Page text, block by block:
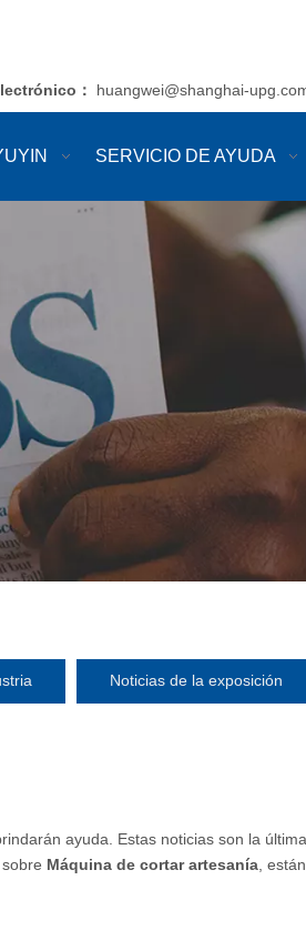
： huangwei@shanghai-
SERVICIO DE AYUDA
Noticias de la exposición
ayuda. Estas noticias son la
sobre Máquina de cortar artesanía ,